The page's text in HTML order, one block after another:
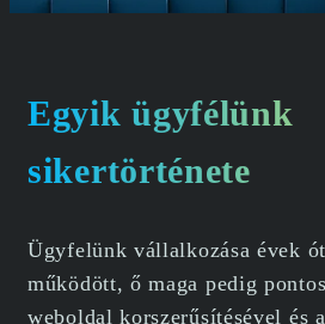
Egyik ügyfélünk
sikertörténete
Ügyfelünk vállalkozása évek
működött, ő maga pedig
weboldal korszerűsítésével és